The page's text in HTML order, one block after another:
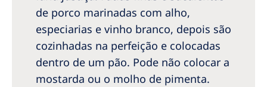
de porco marinadas com alho,
especiarias e vinho branco, depois são
cozinhadas na perfeição e colocadas
dentro de um pão. Pode não colocar a
mostarda ou o molho de pimenta.